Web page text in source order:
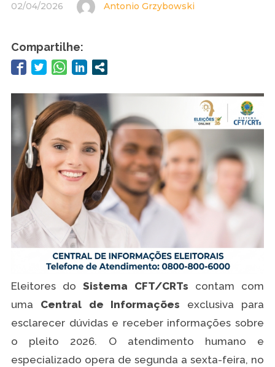
02/04/2026 Antonio Grzybowski
Compartilhe:
Eleitores do Sistema CFT/CRTs contam com
uma Central de Informações exclusiva para
esclarecer dúvidas e receber informações sobre
o pleito 2026. O atendimento humano e
especializado opera de segunda a sexta-feira, no